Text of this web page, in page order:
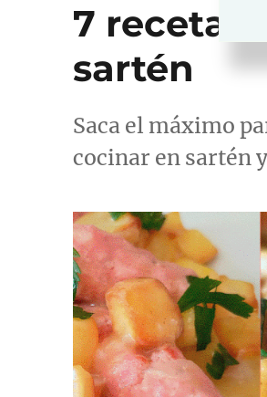
7 recetas
sartén
Saca el máximo
cocinar en sartén